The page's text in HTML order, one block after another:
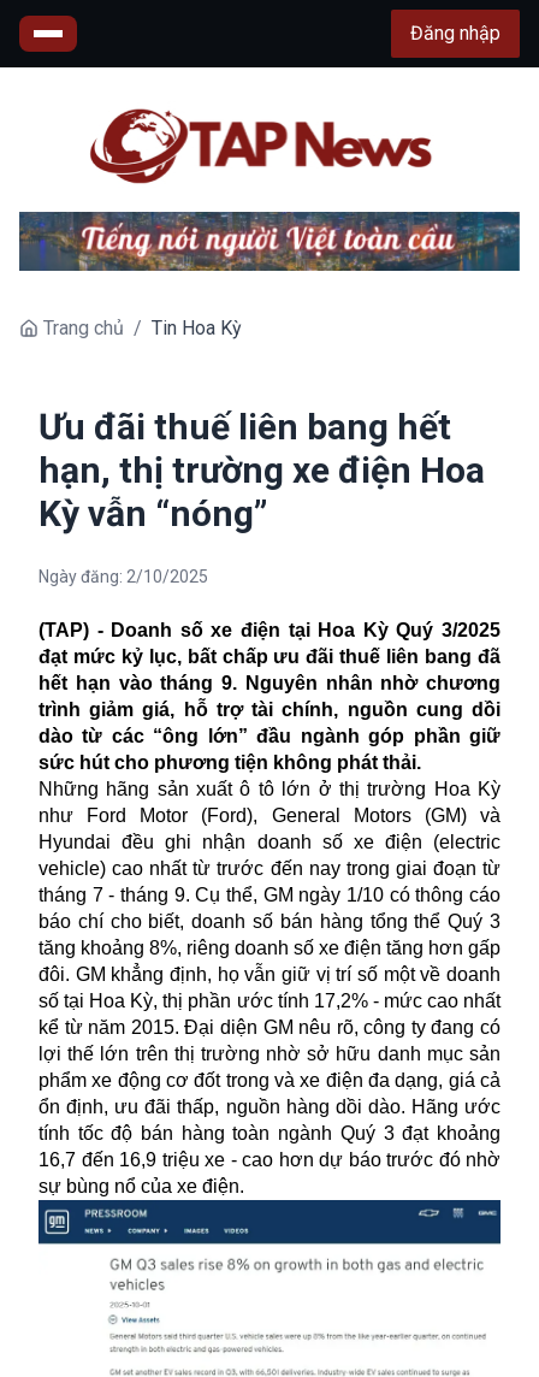
Đăng nhập
Trang chủ / Tin Hoa Kỳ
Ưu đãi thuế liên bang hết
hạn, thị trường xe điện Hoa
Kỳ vẫn “nóng”
Ngày đăng: 2/10/2025
(TAP) - Doanh số xe điện tại Hoa Kỳ Quý 3/2025
đạt mức kỷ lục, bất chấp ưu đãi thuế liên bang đã
hết hạn vào tháng 9. Nguyên nhân nhờ chương
trình giảm giá, hỗ trợ tài chính, nguồn cung dồi
dào từ các “ông lớn” đầu ngành góp phần giữ
sức hút cho phương tiện không phát thải.
Những hãng sản xuất ô tô lớn ở thị trường Hoa Kỳ
như Ford Motor (Ford), General Motors (GM) và
Hyundai đều ghi nhận doanh số xe điện (electric
vehicle) cao nhất từ trước đến nay trong giai đoạn từ
tháng 7 - tháng 9. Cụ thể, GM ngày 1/10 có thông cáo
báo chí cho biết, doanh số bán hàng tổng thể Quý 3
tăng khoảng 8%, riêng doanh số xe điện tăng hơn gấp
đôi. GM khẳng định, họ vẫn giữ vị trí số một về doanh
số tại Hoa Kỳ, thị phần ước tính 17,2% - mức cao nhất
kể từ năm 2015. Đại diện GM nêu rõ, công ty đang có
lợi thế lớn trên thị trường nhờ sở hữu danh mục sản
phẩm xe động cơ đốt trong và xe điện đa dạng, giá cả
ổn định, ưu đãi thấp, nguồn hàng dồi dào. Hãng ước
tính tốc độ bán hàng toàn ngành Quý 3 đạt khoảng
16,7 đến 16,9 triệu xe - cao hơn dự báo trước đó nhờ
sự bùng nổ của xe điện.